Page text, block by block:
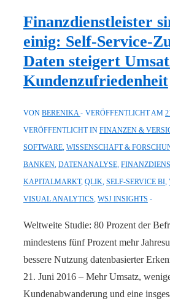
Europe
GmbH
als
Kunden
Finanzdienstleister
einig: Self-Service-
Daten steigert
Kundenzufriedenheit
VON BERENIKA VERÖFFENTLICHT AM
VERÖFFENTLICHT IN FINANZEN &
SOFTWARE, WISSENSCHAFT &
BANKEN, DATENANALYSE,
KAPITALMARKT, QLIK, SELF-SERVICE BI,
VISUAL ANALYTICS, WSJ INSIGHTS
Weltweite Studie: 80 Prozent der
mindestens fünf Prozent mehr
bessere Nutzung datenbasierter
21. Juni 2016 – Mehr Umsatz,
Kundenabwanderung und eine